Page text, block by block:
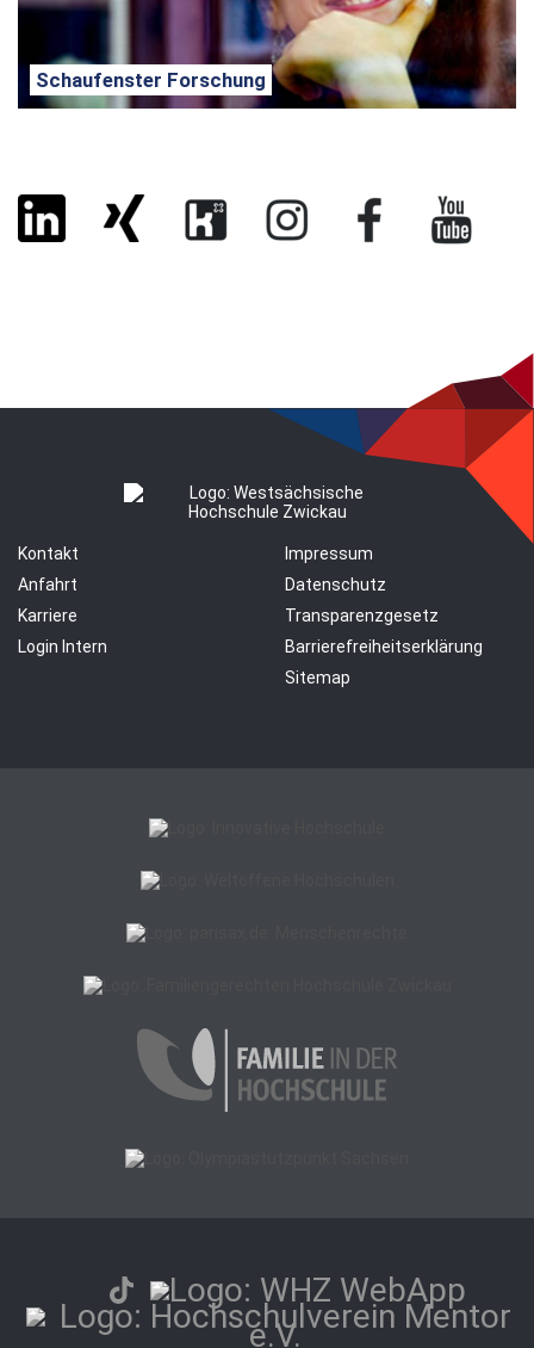
Schaufenster Forschung
Kontakt
Anfahrt
Karriere
Login Intern
Impressum
Datenschutz
Transparenzgesetz
Barrierefreiheitserklärung
Sitemap